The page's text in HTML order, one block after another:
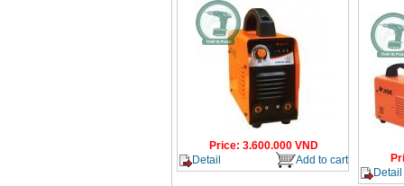
Price: 3.600.000 VND
Detail
Add to cart
Detail